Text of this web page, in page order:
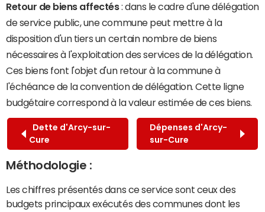
Retour de biens affectés: dans le cadre d'une délégation
de service public, une commune peut mettre à la
disposition d'un tiers un certain nombre de biens
nécessaires à l'exploitation des services de la délégation.
Ces biens font l'objet d'un retour à la commune à
l'échéance de la convention de délégation. Cette ligne
budgétaire correspond à la valeur estimée de ces biens.
Dette d'Arcy-sur-
Cure
Dépenses d'Arcy-
sur-Cure
Méthodologie :
Les chiffres présentés dans ce service sont ceux des
budgets principaux exécutés des communes dont les